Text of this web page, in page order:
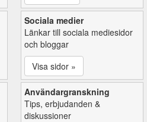
Sociala medier
Länkar till sociala mediesidor
och bloggar
Visa sidor »
Användargranskning
Tips, erbjudanden &
diskussioner